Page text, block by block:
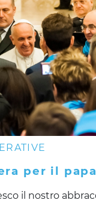
per il papa
il nostro